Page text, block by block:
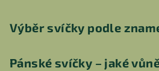
Výběr svíčky podle
Pánské svíčky – jaké